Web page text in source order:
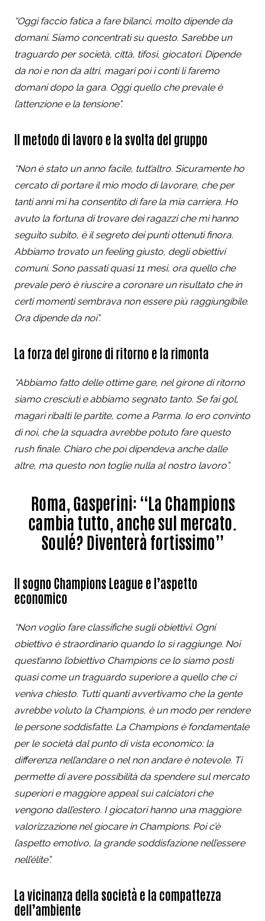
“Oggi faccio fatica a fare bilanci, molto dipende da
domani. Siamo concentrati su questo. Sarebbe un
traguardo per società, città, tifosi, giocatori. Dipende
da noi e non da altri, magari poi i conti li faremo
domani dopo la gara. Oggi quello che prevale è
l’attenzione e la tensione”.
Il metodo di lavoro e la svolta del gruppo
“Non è stato un anno facile, tutt’altro. Sicuramente ho
cercato di portare il mio modo di lavorare, che per
tanti anni mi ha consentito di fare la mia carriera. Ho
avuto la fortuna di trovare dei ragazzi che mi hanno
seguito subito, è il segreto dei punti ottenuti finora.
Abbiamo trovato un feeling giusto, degli obiettivi
comuni. Sono passati quasi 11 mesi, ora quello che
prevale però è riuscire a coronare un risultato che in
certi momenti sembrava non essere più raggiungibile.
Ora dipende da noi”.
La forza del girone di ritorno e la rimonta
“Abbiamo fatto delle ottime gare, nel girone di ritorno
siamo cresciuti e abbiamo segnato tanto. Se fai gol,
magari ribalti le partite, come a Parma. Io ero convinto
di noi, che la squadra avrebbe potuto fare questo
rush finale. Chiaro che poi dipendeva anche dalle
altre, ma questo non toglie nulla al nostro lavoro”.
Roma, Gasperini: “La Champions
cambia tutto, anche sul mercato.
Soulé? Diventerà fortissimo”
Il sogno Champions League e l’aspetto
economico
“Non voglio fare classifiche sugli obiettivi. Ogni
obiettivo è straordinario quando lo si raggiunge. Noi
quest’anno l’obiettivo Champions ce lo siamo posti
quasi come un traguardo superiore a quello che ci
veniva chiesto. Tutti quanti avvertivamo che la gente
avrebbe voluto la Champions, è un modo per rendere
le persone soddisfatte. La Champions è fondamentale
per le società dal punto di vista economico: la
differenza nell’andare o nel non andare è notevole. Ti
permette di avere possibilità da spendere sul mercato
superiori e maggiore appeal sui calciatori che
vengono dall’estero. I giocatori hanno una maggiore
valorizzazione nel giocare in Champions. Poi c’è
l’aspetto emotivo, la grande soddisfazione nell’essere
nell’élite”.
La vicinanza della società e la compattezza
dell’ambiente